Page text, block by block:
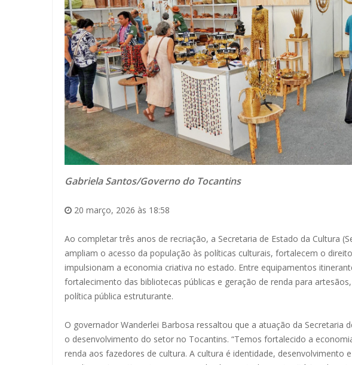
Gabriela Santos/Governo do Tocantins
20 março, 2026 às 18:58
Ao completar três anos de recriação, a Secretaria de Estado da Cultura
ampliam o acesso da população às políticas culturais, fortalecem o
impulsionam a economia criativa no estado. Entre equipamentos
fortalecimento das bibliotecas públicas e geração de renda para
política pública estruturante.
O governador Wanderlei Barbosa ressaltou que a atuação da Secretaria
o desenvolvimento do setor no Tocantins. “Temos fortalecido a
renda aos fazedores de cultura. A cultura é identidade, desenvolvimento